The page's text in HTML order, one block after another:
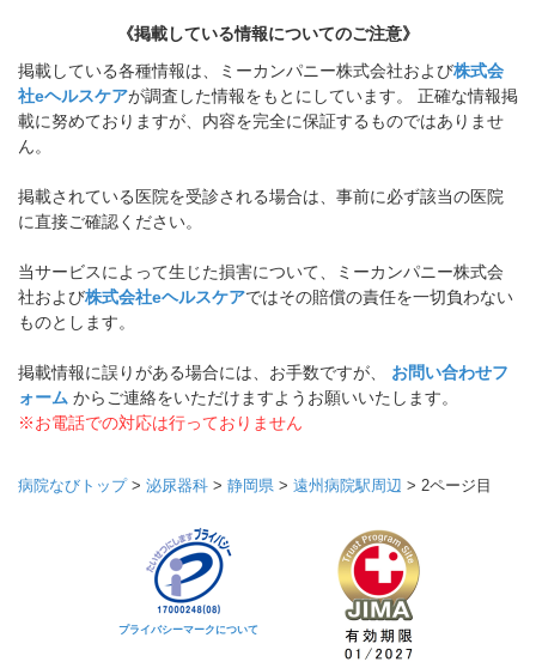
《掲載している情報についてのご注意》
掲載している各種情報は、ミーカンパニー株式会社および株式会
社eヘルスケアが調査した情報をもとにしています。 正確な情報掲
載に努めておりますが、内容を完全に保証するものではありませ
ん。
掲載されている医院を受診される場合は、事前に必ず該当の医院
に直接ご確認ください。
当サービスによって生じた損害について、ミーカンパニー株式会
社および株式会社eヘルスケアではその賠償の責任を一切負わない
ものとします。
掲載情報に誤りがある場合には、お手数ですが、 お問い合わせフ
ォーム からご連絡をいただけますようお願いいたします。
※お電話での対応は行っておりません
病院なびトップ> 泌尿器科 > 静岡県 > 遠州病院駅周辺 > 2ページ目
プライバシーマークについて